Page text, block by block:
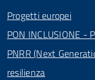
Progetti europei
PON INCLUSIONE -
PNRR (Next
resilienza